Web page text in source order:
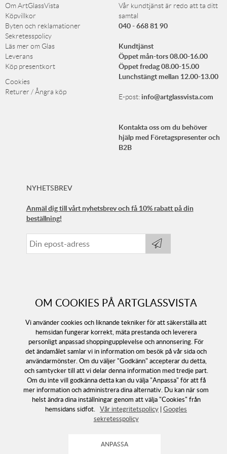
OM COOKIES PÅ ARTGLASSVISTA
Vi använder cookies och liknande tekniker för att säkerställa att
hemsidan fungerar korrekt, mäta prestanda och leverera
personligt anpassad shoppingupplevelse och annonsering. För
det ändamålet samlar vi in information om besök på vår sida och
användarmönster. Om du väljer "Godkänn" accepterar du detta,
och samtycker till att vi delar denna information med tredje part.
Om du inte vill godkänna detta kan du välja "Anpassa" för att få
mer information och administrera dina alternativ. Du kan när som
helst ändra dina inställningar genom att välja "Cookies" från
hemsidans sidfot. Vår integritetspolicy | Googles
sekretesspolicy
Om ArtGlassVista
Köpvillkor
Byten och reklamationer
Sekretesspolicy
Läs mer om Glas
Leverans
Köp presentkort
Cookies
Returer / Ångra köp
Vår kundtjänst är redo att ta ditt
samtal
040 - 668 81 90
Kundtjänst
Öppet mån-tors 08.00-16.00
Öppet fredag 08.00-15.00
Lunchstängt mellan 12.00-13.00
E-post:info@artglassvista.com
Kontakta oss om du behöver
hjälp med Företagspresenter och
B2B
NYHETSBREV
Anmäl dig till vårt nyhetsbrev och få 10% rabatt på din
beställning!
Följ oss